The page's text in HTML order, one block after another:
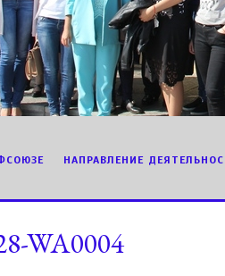
НАПРАВЛЕНИЕ
WA0004